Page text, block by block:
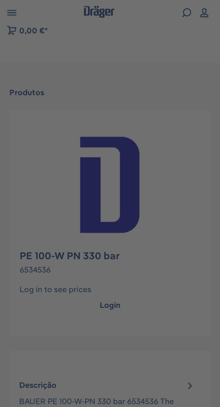
to B2B platform navigation
0,00 €*
Produtos
Ignorar galeria de imagens
PE 100-W PN 330 bar
6534536
Log in to see prices
Login
Descrição
BAUER PE 100-W-PN 330 bar 6534536 The